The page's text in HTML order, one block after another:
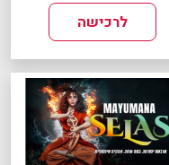
לרכישה